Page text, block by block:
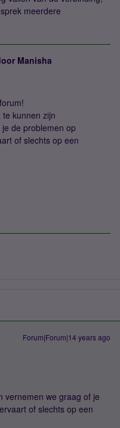
meerdere
Manisha
kunnen zijn
de problemen op
of slechts op een
Forum|Forum|14 years ago
vernemen we graag of je
of slechts op een